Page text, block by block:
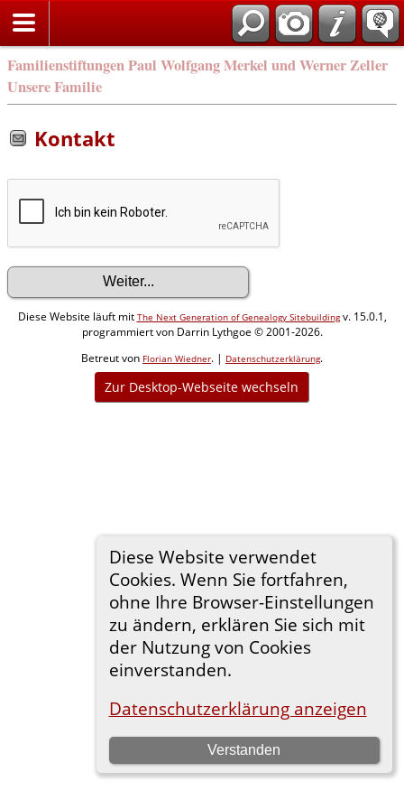
Familienstiftungen Paul Wolfgang Merkel und Werner Zeller
Unsere Familie
Diese Website verwendet
Cookies. Wenn Sie fortfahren,
ohne Ihre Browser-Einstellungen
zu ändern, erklären Sie sich mit
der Nutzung von Cookies
einverstanden.
Datenschutzerklärung anzeigen
Verstanden
Kontakt
Diese Website läuft mit The Next Generation of Genealogy Sitebuildingv. 15.0.1,
programmiert von Darrin Lythgoe © 2001-2026.
Betreut von Florian Wiedner. | Datenschutzerklärung.
Zur Desktop-Webseite wechseln